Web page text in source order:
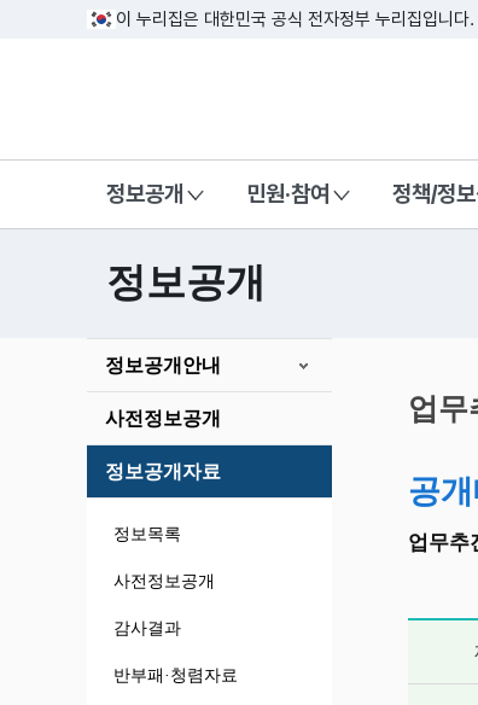
이 누리집은 대한민국 공식 전자정부 누리집입니다.
정보공개 민원·참여 정책/정보
정보공개
정보공개안내
사전정보공개
정보공개자료
정보목록
사전정보공개
감사결과
반부패·청렴자료
시
작
업무
공
업무추